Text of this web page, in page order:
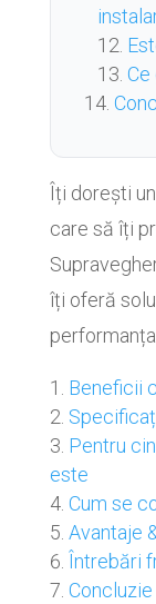
Îți dorești
care să îți
îți oferă
Beneficii
Pentru
este
Cum se
Avantaje
Întrebări
Concluzie